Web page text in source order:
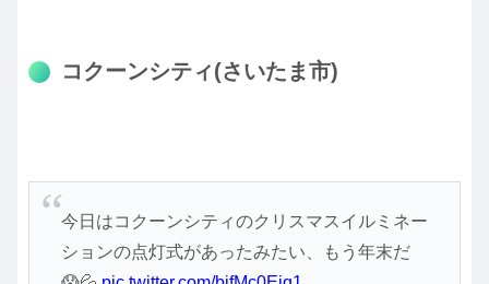
コクーンシティ(さいたま市)
今日はコクーンシティのクリスマスイルミネー
ションの点灯式があったみたい、もう年末だ